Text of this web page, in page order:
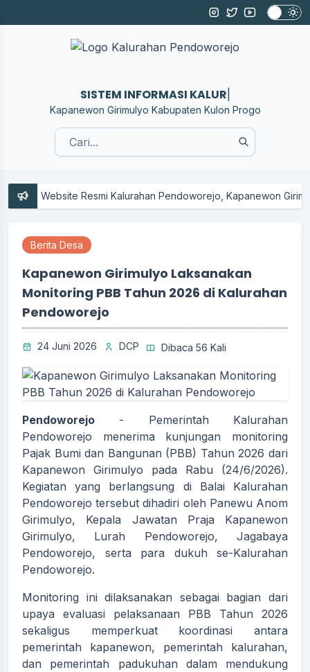
SISTEM INFORMASI KALURAHAN
Kapanewon Girimulyo Kabupaten Kulon Progo
Website Resmi Kalurahan Pendoworejo, Kapanewon Girimulyo,
Berita Desa
Kapanewon Girimulyo Laksanakan
Monitoring PBB Tahun 2026 di Kalurahan
Pendoworejo
24 Juni 2026 DCP Dibaca 56 Kali
Pendoworejo - Pemerintah Kalurahan
Pendoworejo menerima kunjungan monitoring
Pajak Bumi dan Bangunan (PBB) Tahun 2026 dari
Kapanewon Girimulyo pada Rabu (24/6/2026).
Kegiatan yang berlangsung di Balai Kalurahan
Pendoworejo tersebut dihadiri oleh Panewu Anom
Girimulyo, Kepala Jawatan Praja Kapanewon
Girimulyo, Lurah Pendoworejo, Jagabaya
Pendoworejo, serta para dukuh se-Kalurahan
Pendoworejo.
Monitoring ini dilaksanakan sebagai bagian dari
upaya evaluasi pelaksanaan PBB Tahun 2026
sekaligus memperkuat koordinasi antara
pemerintah kapanewon, pemerintah kalurahan,
dan pemerintah padukuhan dalam mendukung